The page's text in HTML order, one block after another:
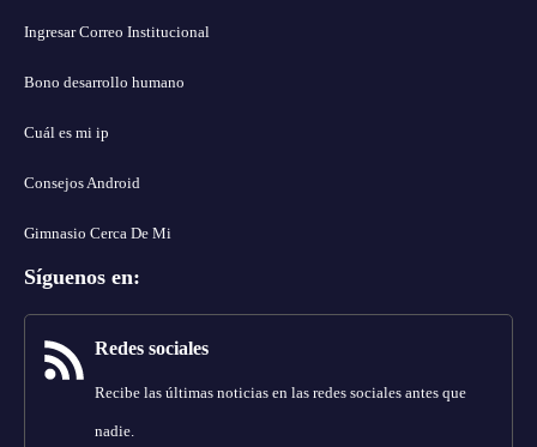
Ingresar Correo Institucional
Bono desarrollo humano
Cuál es mi ip
Consejos Android
Gimnasio Cerca De Mi
Síguenos en:
Redes sociales
Recibe las últimas noticias en las redes sociales antes que
nadie.